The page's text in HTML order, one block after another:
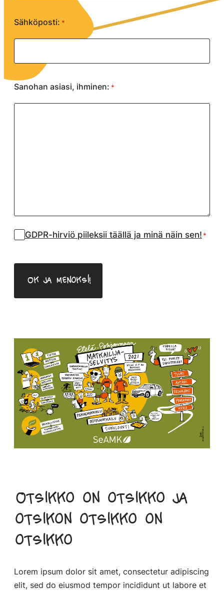
kentät
Sähköposti: *
Sanohan asiasi, ihminen: *
Suostumus
GDPR-hirviö piileksii täällä ja minä näin sen! *
Otsikko on otsikko ja
otsikon otsikko on
otsikko
Lorem ipsum dolor sit amet, consectetur adipiscing
elit, sed do eiusmod tempor incididunt ut labore et